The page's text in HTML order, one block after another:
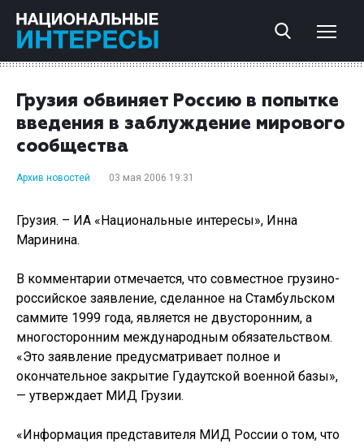
Грузия обвиняет Россию в попытке
введения в заблуждение мирового
сообщества
Архив новостей 03 мая 2006 19:31
Грузия. – ИА «Национальные интересы», Инна
Маринина.
В комментарии отмечается, что совместное грузино-
российское заявление, сделанное на Стамбульском
саммите 1999 года, является не двусторонним, а
многосторонним международным обязательством.
«Это заявление предусматривает полное и
окончательное закрытие Гудаутской военной базы»,
— утверждает МИД Грузии.
«Информация представителя МИД России о том, что